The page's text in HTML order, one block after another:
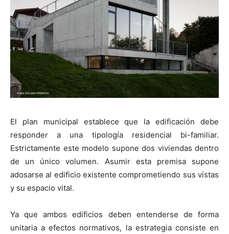
El plan municipal establece que la edificación debe
responder a una tipología residencial bi-familiar.
Estrictamente este modelo supone dos viviendas dentro
de un único volumen. Asumir esta premisa supone
adosarse al edificio existente comprometiendo sus vistas
y su espacio vital.
Ya que ambos edificios deben entenderse de forma
unitaria a efectos normativos, la estrategia consiste en